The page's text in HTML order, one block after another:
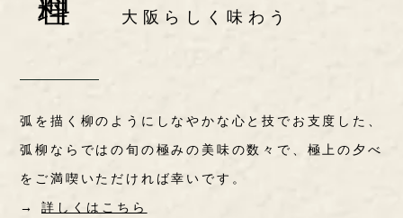
大阪らしく味わう
弧を描く柳のようにしなやかな心と技でお支度した、
弧柳ならではの旬の極みの美味の数々で、極上の夕べ
をご満喫いただければ幸いです。
→ 詳しくはこちら